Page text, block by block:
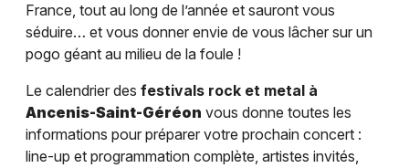
France, tout au long de l’année et sauront vous
séduire… et vous donner envie de vous lâcher sur un
pogo géant au milieu de la foule !
Le calendrier des festivals rock et metal à
Ancenis-Saint-Géréon vous donne toutes les
informations pour préparer votre prochain concert :
line-up et programmation complète, artistes invités,